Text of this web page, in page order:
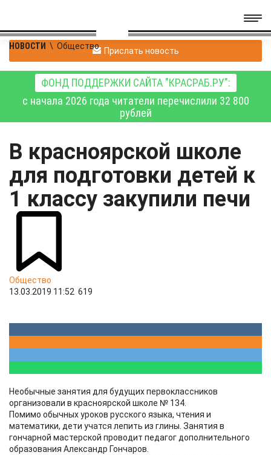
НОВОСТИ \ Общество Прислать новость
ФОНД ПОДДЕРЖКИ САЙТА "КРАСРАБ.РУ":
с начала 2026 года читатели перечислили 32 800
рублей
В красноярской школе
для подготовки детей к
1 классу закупили печи
Общество
13.03.2019 11:52 619
​​Необычные занятия для будущих первоклассников
организовали в красноярской школе № 134.
Помимо обычных уроков русского языка, чтения и
математики, дети учатся лепить из глины. Занятия в
гончарной мастерской проводит педагог дополнительного
образования Александр Гончаров.